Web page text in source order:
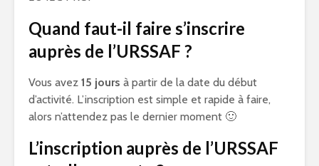
Quand faut-il faire s’inscrire
auprès de l’URSSAF ?
Vous avez 15 jours à partir de la date du début
d’activité. L’inscription est simple et rapide à faire,
alors n’attendez pas le dernier moment 🙂
L’inscription auprès de l’URSSAF